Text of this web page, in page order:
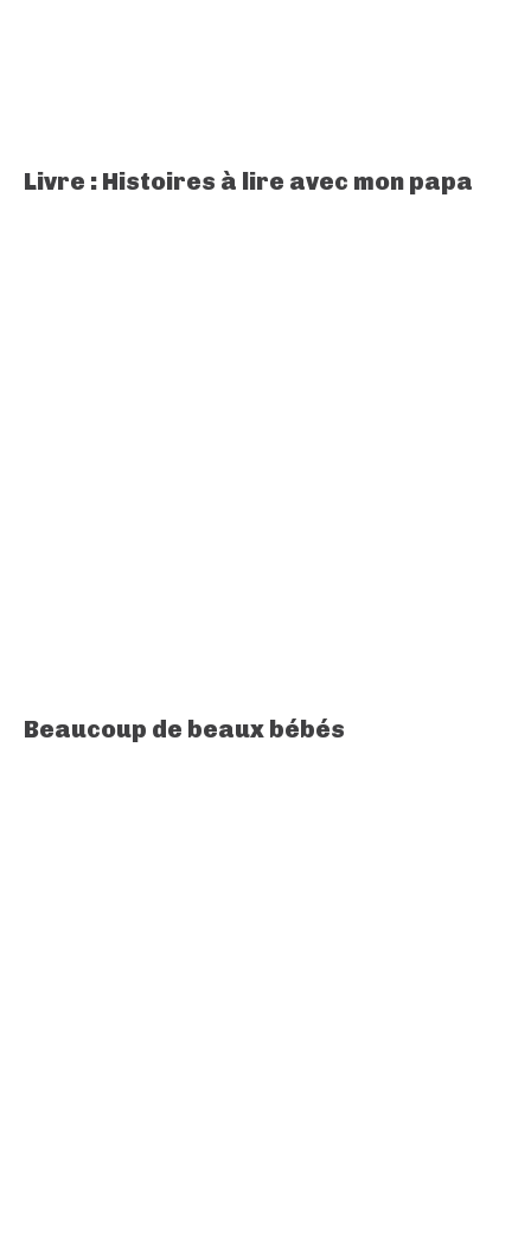
Livre : Histoires à lire avec mon papa
Beaucoup de beaux bébés